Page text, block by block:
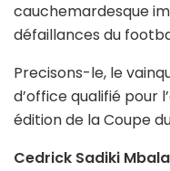
cauchemardesque
défaillances du
Precisons-le, le
d’office qualifié pour
édition de la Coupe
Cedrick Sadiki Mbala